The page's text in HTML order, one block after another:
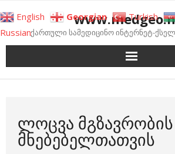
to
contentქართული სამედიცინო ინტერნეტ-
ᲚᲝᲪᲕᲐ ᲛᲒᲖᲐᲕᲠᲝᲑᲘᲡ
ᲛᲜᲔᲑᲔᲑᲔᲚᲗᲐᲗᲕᲘᲡ
English Georgian Turkish
Russian